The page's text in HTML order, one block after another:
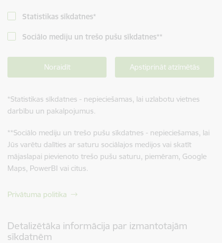
Statistikas sīkdatnes*
Sociālo mediju un trešo pušu sīkdatnes**
Noraidīt Apstiprināt atzīmētās
*Statistikas sīkdatnes - nepieciešamas, lai uzlabotu vietnes
darbību un pakalpojumus.
**Sociālo mediju un trešo pušu sīkdatnes - nepieciešamas, lai
Jūs varētu dalīties ar saturu sociālajos medijos vai skatīt
mājaslapai pievienoto trešo pušu saturu, piemēram, Google
Maps, PowerBI vai citus.
Privātuma politika
Detalizētāka informācija par izmantotajām
sīkdatnēm